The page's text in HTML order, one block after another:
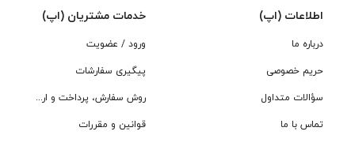
اطلاعات (اپ)
درباره ما
حریم خصوصی
سؤالات متداول
تماس با ما
خدمات مشتریان (اپ)
ورود / عضویت
پیگیری سفارشات
روش سفارش، پرداخت و ارسال
قوانین و مقررات